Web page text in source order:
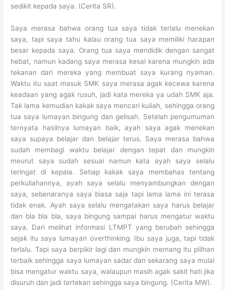
sedikit kepada saya. (Cerita SR).
Saya merasa bahwa orang tua saya tidak terlalu menekan
saya, tapi saya tahu kalau orang tua saya memiliki harapan
besar kepada saya. Orang tua saya mendidik dengan sangat
hebat, namun kadang saya merasa kesal karena mungkin ada
tekanan dari mereka yang membuat saya kurang nyaman.
Waktu itu saat masuk SMK saya merasa agak kecewa karena
keadaan yang agak rusuh, jadi kata mereka ya udah SMK aja.
Tak lama kemudian kakak saya mencari kuliah, sehingga orang
tua saya lumayan bingung dan gelisah. Setelah pengumuman
ternyata hasilnya lumayan baik, ayah saya agak menekan
saya supaya belajar dan belajar terus. Saya merasa bahwa
sudah membagi waktu belajar dengan tepat dan mungkin
meurut saya sudah sesuai namun kata ayah saya selalu
teringat di kepala. Setiap kakak saya membahas tentang
perkuliahannya, ayah saya selalu menyambungkan dengan
saya, sebenaranya saya biasa saja tapi lama lama ini terasa
tidak enak. Ayah saya selalu mengatakan saya harus belajar
dan bla bla bla, saya bingung sampai harus mengatur waktu
saya. Dari melihat informasi LTMPT yang berubah sehingga
sejak itu saya lumayan overthinking. Ibu saya juga, tapi tidak
terlalu. Tapi saya berpikir lagi dan mungkin memang itu pilihan
terbaik sehingga saya lumayan sadar dan sekarang saya mulai
bisa mengatur waktu saya, walaupun masih agak sakit hati jika
disuruh dan jadi tertekan sehingga saya bingung. (Cerita MW).